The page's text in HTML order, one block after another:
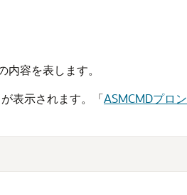
内容を表します。
表示されます。 「ASMCMDプロ